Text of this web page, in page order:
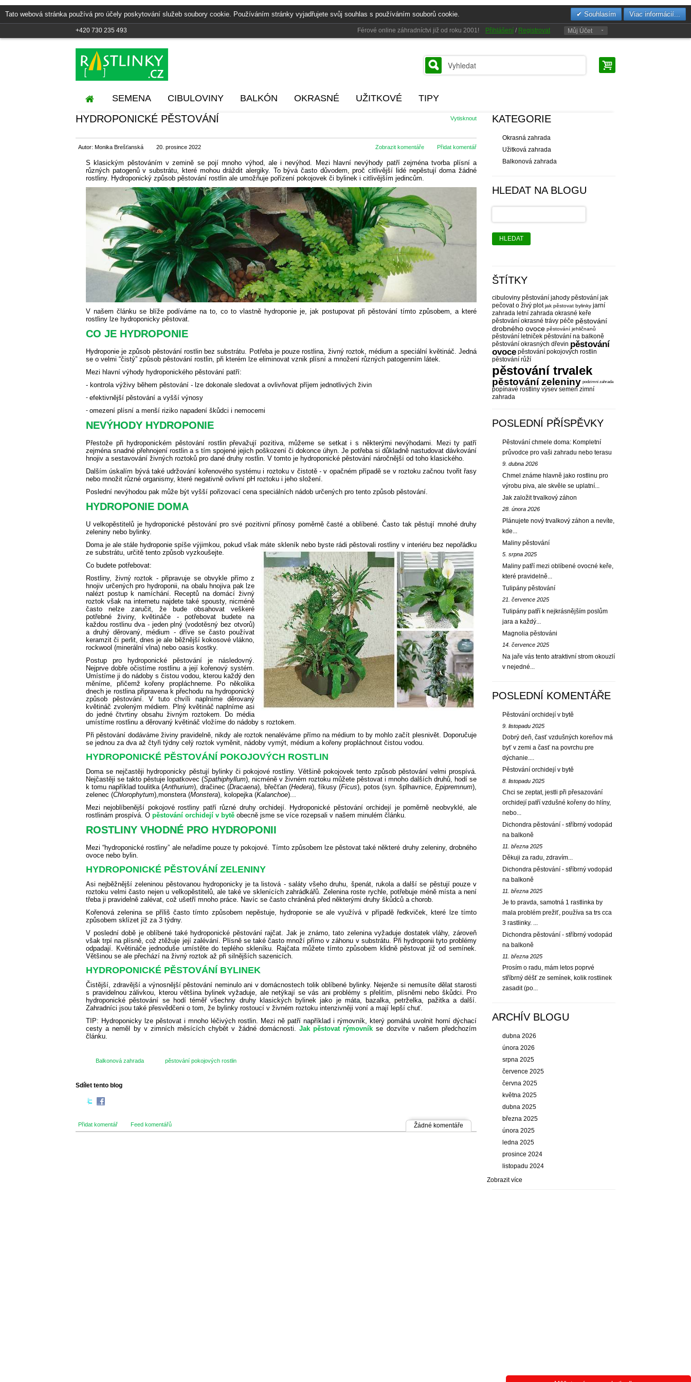
Tato webová stránka používá pro účely poskytování služeb soubory cookie. Používáním stránky vyjadřujete svůj souhlas s používáním souborů cookie. Souhlasím Viac informácií...
+420 730 235 493 Férové online záhradníctvi již od roku 2001! Přihlášení / Registrovat Můj Účet
SEMENA CIBULOVINY BALKÓN OKRASNÉ UŽITKOVÉ TIPY
HYDROPONICKÉ PĚSTOVÁNÍ Vytisknout
Autor: Monika Brešťanská 20. prosince 2022 Přidat komentář
Zobrazit komentáře
S klasickým pěstováním v zemině se pojí mnoho výhod, ale i nevýhod. Mezi hlavní nevýhody patří zejména tvorba plísní a
různých patogenů v substrátu, které mohou dráždit alergiky. To bývá často důvodem, proč citlivější lidé nepěstují doma žádné
rostliny. Hydroponický způsob pěstování rostlin ale umožňuje pořízení pokojovek či bylinek i citlivějším jedincům.
V našem článku se blíže podíváme na to, co to vlastně hydroponie je, jak postupovat při pěstování tímto způsobem, a které
rostliny lze hydroponicky pěstovat.
CO JE HYDROPONIE
Hydroponie je způsob pěstování rostlin bez substrátu. Potřeba je pouze rostlina, živný roztok, médium a speciální květináč. Jedná
se o velmi “čistý” způsob pěstování rostlin, při kterém lze eliminovat vznik plísní a množení různých patogenním látek.
Mezi hlavní výhody hydroponického pěstování patří:
- kontrola výživy během pěstování - lze dokonale sledovat a ovlivňovat příjem jednotlivých živin
- efektivnější pěstování a vyšší výnosy
- omezení plísní a menší riziko napadení škůdci i nemocemi
NEVÝHODY HYDROPONIE
Přestože při hydroponickém pěstování rostlin převažují pozitiva, můžeme se setkat i s některými nevýhodami. Mezi ty patří
zejména snadné přehnojení rostlin a s tím spojené jejich poškození či dokonce úhyn. Je potřeba si důkladně nastudovat dávkování
hnojiv a sestavování živných roztoků pro dané druhy rostlin. V tomto je hydroponické pěstování náročnější od toho klasického.
Dalším úskalím bývá také udržování kořenového systému i roztoku v čistotě - v opačném případě se v roztoku začnou tvořit řasy
nebo množit různé organismy, které negativně ovlivní pH roztoku i jeho složení.
Poslední nevýhodou pak může být vyšší pořizovací cena speciálních nádob určených pro tento způsob pěstování.
HYDROPONIE DOMA
U velkopěstitelů je hydroponické pěstování pro své pozitivní přínosy poměrně časté a oblíbené. Často tak pěstují mnohé druhy
zeleniny nebo bylinky.
Doma je ale stále hydroponie spíše výjimkou, pokud však máte skleník nebo byste rádi pěstovali rostliny v interiéru bez nepořádku
ze substrátu, určitě tento způsob vyzkoušejte.
Co budete potřebovat:
Rostliny, živný roztok - připravuje se obvykle přímo z
hnojiv určených pro hydroponii, na obalu hnojiva pak lze
nalézt postup k namíchání. Receptů na domácí živný
roztok však na internetu najdete také spousty, nicméně
často nelze zaručit, že bude obsahovat veškeré
potřebné živiny,květináče - potřebovat budete na
každou rostlinu dva - jeden plný (vodotěsný bez otvorů)
a druhý děrovaný,médium - dříve se často používat
keramzit či perlit, dnes je ale běžnější kokosové vlákno,
rockwool (minerální vlna) nebo oasis kostky.
Postup pro hydroponické pěstování je následovný.
Nejprve dobře očistíme rostlinu a její kořenový systém.
Umístíme ji do nádoby s čistou vodou, kterou každý den
měníme, přičemž kořeny propláchneme. Po několika
dnech je rostlina připravena k přechodu na hydroponický
způsob pěstování. V tuto chvíli naplníme děrovaný
květináč zvoleným médiem. Plný květináč naplníme asi
do jedné čtvrtiny obsahu živným roztokem. Do média
umístíme rostlinu a děrovaný květináč vložíme do nádoby s roztokem.
Při pěstování dodáváme živiny pravidelně, nikdy ale roztok nenaléváme přímo na médium to by mohlo začít plesnivět. Doporučuje
se jednou za dva až čtyři týdny celý roztok vyměnit, nádoby vymýt, médium a kořeny propláchnout čistou vodou.
HYDROPONICKÉ PĚSTOVÁNÍ POKOJOVÝCH ROSTLIN
Doma se nejčastěji hydroponicky pěstují bylinky či pokojové rostliny. Většině pokojovek tento způsob pěstování velmi prospívá.
Nejčastěji se takto pěstuje lopatkovec (Spathiphyllum), nicméně v živném roztoku můžete pěstovat i mnoho dalších druhů, hodí se
k tomu například toulitka (Anthurium), dračinec (Dracaena), břečťan (Hedera), fíkusy (Ficus), potos (syn. šplhavnice,Epipremnum),
zelenec (Chlorophytum), monstera (Monstera), kolopejka (Kalanchoe)...
Mezi nejoblíbenější pokojové rostliny patří různé druhy orchidejí. Hydroponické pěstování orchidejí je poměrně neobvyklé, ale
rostlinám prospívá. O pěstování orchidejí v bytě obecně jsme se více rozepsali v našem minulém článku.
ROSTLINY VHODNÉ PRO HYDROPONII
Mezi “hydroponické rostliny” ale neřadíme pouze ty pokojové. Tímto způsobem lze pěstovat také některé druhy zeleniny, drobného
ovoce nebo bylin.
HYDROPONICKÉ PĚSTOVÁNÍ ZELENINY
Asi nejběžnější zeleninou pěstovanou hydroponicky je ta listová - saláty všeho druhu, špenát, rukola a další se pěstují pouze v
roztoku velmi často nejen u velkopěstitelů, ale také ve sklenících zahrádkářů. Zelenina roste rychle, potřebuje méně místa a není
třeba ji pravidelně zalévat, což ušetří mnoho práce. Navíc se často chráněná před některými druhy škůdců a chorob.
Kořenová zelenina se příliš často tímto způsobem nepěstuje, hydroponie se ale využívá v případě ředkviček, které lze tímto
způsobem sklízet již za 3 týdny.
V poslední době je oblíbené také hydroponické pěstování rajčat. Jak je známo, tato zelenina vyžaduje dostatek vláhy, zároveň
však trpí na plísně, což ztěžuje její zalévání. Plísně se také často množí přímo v záhonu v substrátu. Při hydroponii tyto problémy
odpadají. Květináče jednoduše umístěte do teplého skleníku. Rajčata můžete tímto způsobem klidně pěstovat již od semínek.
Většinou se ale přechází na živný roztok až při silnějších sazenicích.
HYDROPONICKÉ PĚSTOVÁNÍ BYLINEK
Čistější, zdravější a výnosnější pěstování neminulo ani v domácnostech tolik oblíbené bylinky. Nejenže si nemusíte dělat starosti
s pravidelnou zálivkou, kterou většina bylinek vyžaduje, ale netýkají se vás ani problémy s přelitím, plísněmi nebo škůdci. Pro
hydroponické pěstování se hodí téměř všechny druhy klasických bylinek jako je máta, bazalka, petrželka, pažitka a další.
Zahradníci jsou také přesvědčeni o tom, že bylinky rostoucí v živném roztoku intenzivněji voní a mají lepší chuť.
TIP: Hydroponicky lze pěstovat i mnoho léčivých rostlin. Mezi ně patří například i rýmovník, který pomáhá uvolnit horní dýchací
cesty a neměl by v zimních měsících chybět v žádné domácnosti. Jak pěstovat rýmovník se dozvíte v našem předchozím
článku.
Balkonová zahrada pěstování pokojových rostlin
Sdílet tento blog
Přidat komentář Feed komentářů Žádné komentáře
KATEGORIE
Okrasná zahrada
Užitková zahrada
Balkonová zahrada
HLEDAT NA BLOGU
HLEDAT
ŠTÍTKY
cibuloviny pěstování jahody pěstování jak
pečovat o živý plot jak pěstovat bylinky jarní
zahrada letní zahrada okrasné keře
pěstování okrasné trávy péče pěstování
drobného ovoce pěstování jehličnanů
pěstování letniček pěstování na balkoně
pěstování okrasných dřevin pěstování
ovoce pěstování pokojových rostlin
pěstování růží
pěstování trvalek
pěstování zeleniny podzimní zahrada
popínavé rostliny výsev semen zimní
zahrada
POSLEDNÍ PŘÍSPĚVKY
Pěstování chmele doma: Kompletní
průvodce pro vaši zahradu nebo terasu
9. dubna 2026
Chmel známe hlavně jako rostlinu pro
výrobu piva, ale skvěle se uplatní...
Jak založit trvalkový záhon
28. února 2026
Plánujete nový trvalkový záhon a nevíte,
kde...
Maliny pěstování
5. srpna 2025
Maliny patří mezi oblíbené ovocné keře,
které pravidelně...
Tulipány pěstování
21. července 2025
Tulipány patří k nejkrásnějším poslům
jara a každý...
Magnolia pěstováni
14. července 2025
Na jaře vás tento atraktivní strom okouzlí
v nejedné...
POSLEDNÍ KOMENTÁŘE
Pěstování orchidejí v bytě
9. listopadu 2025
Dobrý deň, časť vzdušných koreňov má
byť v zemi a časť na povrchu pre
dýchanie....
Pěstování orchidejí v bytě
8. listopadu 2025
Chci se zeptat, jestli při přesazování
orchidejí patří vzdušné kořeny do hlíny,
nebo...
Dichondra pěstování - stříbrný vodopád
na balkoně
11. března 2025
Děkuji za radu, zdravím...
Dichondra pěstování - stříbrný vodopád
na balkoně
11. března 2025
Je to pravda, samotná 1 rastlinka by
mala problém prežiť, používa sa trs cca
3 rastlinky. ...
Dichondra pěstování - stříbrný vodopád
na balkoně
11. března 2025
Prosím o radu, mám letos poprvé
stříbrný déšť ze semínek, kolik rostlinek
zasadit (po...
ARCHÍV BLOGU
dubna 2026
února 2026
srpna 2025
července 2025
června 2025
května 2025
dubna 2025
března 2025
února 2025
ledna 2025
prosince 2024
listopadu 2024
Zobrazit více